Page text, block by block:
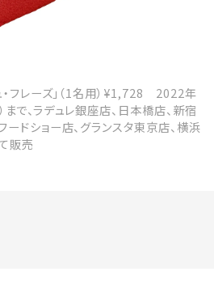
・フレーズ」（1名用）¥1,728 2022年
で、ラデュレ銀座店、日本橋店、新宿
ドショー店、グランスタ東京店、横浜
販売